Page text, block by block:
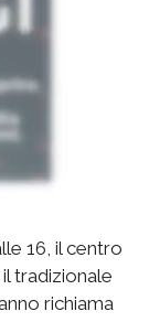
16, il centro
tradizionale
richiama